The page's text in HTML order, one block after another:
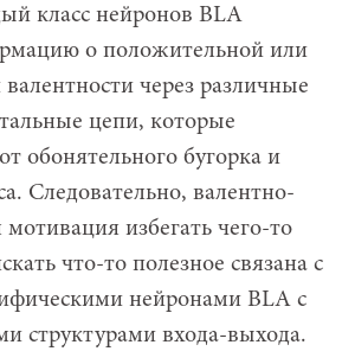
класс нейронов BLA
о положительной или
через различные
цепи, которые
обонятельного бугорка и
Следовательно, валентно-
избегать чего-то
что-то полезное связана с
нейронами BLA с
структурами входа-выхода.